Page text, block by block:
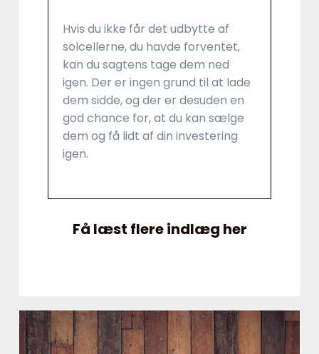
Hvis du ikke får det udbytte af
solcellerne, du havde forventet,
kan du sagtens tage dem ned
igen. Der er ingen grund til at lade
dem sidde, og der er desuden en
god chance for, at du kan sælge
dem og få lidt af din investering
igen.
Få læst flere indlæg her